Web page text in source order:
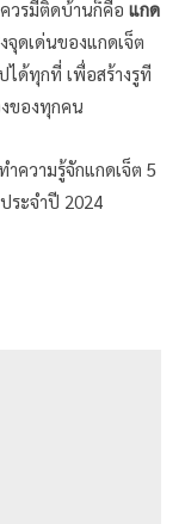
วรมีติดบ้านก็คือ แกด
ดเด่นของแกดเจ็ต
ได้ทุกที่ เพื่อสร้างรูที
ของทุกคน
ความรู้จักแกดเจ็ต 5
ระจำปี 2024